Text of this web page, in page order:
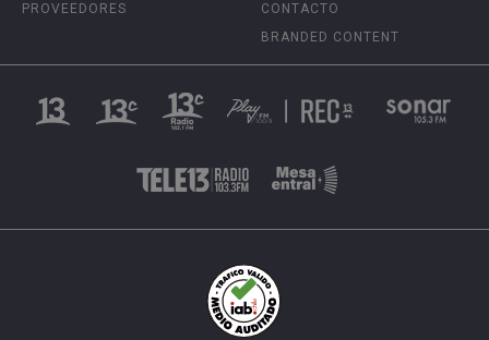
PROVEEDORES
CONTACTO
BRANDED CONTENT